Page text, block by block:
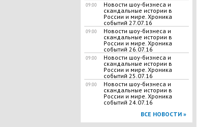
09:00
Новости шоу-бизнеса и
скандальные истории в
России и мире. Хроника
событий 27.07.16
09:00
Новости шоу-бизнеса и
скандальные истории в
России и мире. Хроника
событий 26.07.16
09:00
Новости шоу-бизнеса и
скандальные истории в
России и мире. Хроника
событий 25.07.16
09:00
Новости шоу-бизнеса и
скандальные истории в
России и мире. Хроника
событий 24.07.16
ВСЕ НОВОСТИ »